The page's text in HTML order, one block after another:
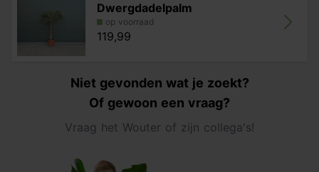
Dwergdadelpalm
op voorraad
119,99
Niet gevonden wat je zoekt?
Of gewoon een vraag?
Vraag het Wouter of zijn collega's!